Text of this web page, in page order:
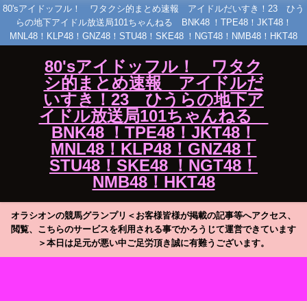
80'sアイドッフル！ ワタクシ的まとめ速報 アイドルだいすき！23 ひう
らの地下アイドル放送局101ちゃんねる BNK48 ！TPE48！JKT48！
MNL48！KLP48！GNZ48！STU48！SKE48 ！NGT48！NMB48！HKT48
80'sアイドッフル！ ワタク
シ的まとめ速報 アイドルだ
いすき！23 ひうらの地下ア
イドル放送局101ちゃんねる
BNK48 ！TPE48！JKT48！
MNL48！KLP48！GNZ48！
STU48！SKE48 ！NGT48！
NMB48！HKT48
オラシオンの競馬グランプリ＜お客様皆様が掲載の記事等へアクセス、
閲覧、こちらのサービスを利用される事でかろうじて運営できています
＞本日は足元が悪い中ご足労頂き誠に有難うございます。